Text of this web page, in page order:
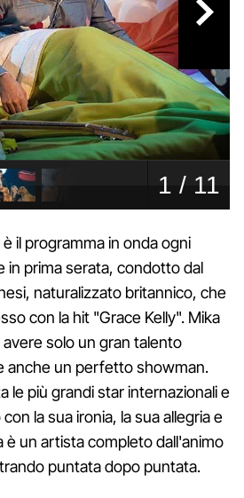
il programma in onda ogni
in prima serata, condotto dal
naturalizzato britannico, che
con la hit "Grace Kelly". Mika
solo un gran talento
anche un perfetto showman.
le più grandi star internazionali e
la sua ironia, la sua allegria e
è un artista completo dall'animo
puntata dopo puntata.